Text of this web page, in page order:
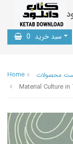
سبد خرید 0
Home
محصولات
Material Culture